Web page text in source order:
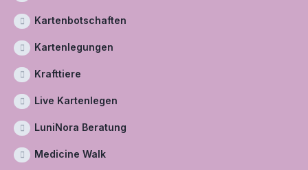
Kartenbotschaften
Kartenlegungen
Krafttiere
Live Kartenlegen
LuniNora Beratung
Medicine Walk